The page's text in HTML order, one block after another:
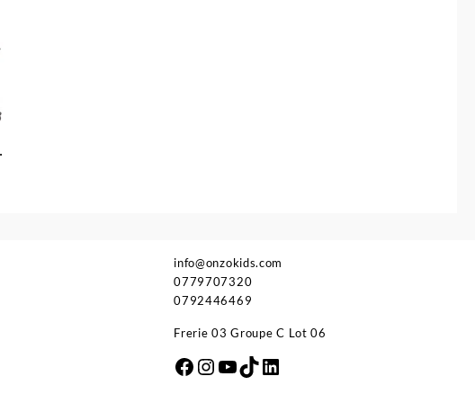
info@onzokids.com
0779707320
0792446469
Frerie 03 Groupe C Lot 06
Facebook
Instagram
YouTube
TikTok
LinkedIn